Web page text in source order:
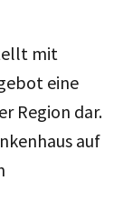
mit
eine
Region dar.
auf